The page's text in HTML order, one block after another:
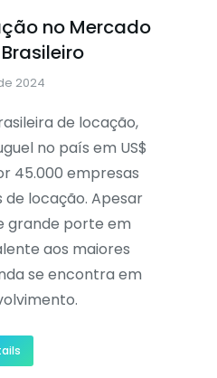
no Mercado
2024
de locação,
no país em US$
45.000 empresas
locação. Apesar
grande porte em
aos maiores
se encontra em